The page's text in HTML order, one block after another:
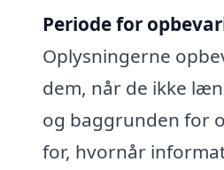
Periode for
Oplysningerne
dem, når de ikke
og baggrunden for
for, hvornår